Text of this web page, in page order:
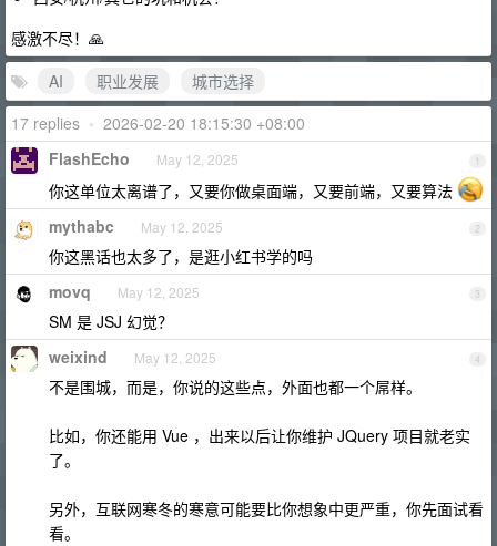
感激不尽！🙏
AI
职业发展
城市选择
17 replies • 2026-02-20 18:15:30 +08:00
1
FlashEcho May 12, 2025
你这单位太离谱了，又要你做桌面端，又要前端，又要算法
2
mythabc May 12, 2025
你这黑话也太多了，是逛小红书学的吗
3
movq May 12, 2025
SM 是 JSJ 幻觉？
4
weixind May 12, 2025
不是围城，而是，你说的这些点，外面也都一个屌样。
比如，你还能用 Vue ，出来以后让你维护 JQuery 项目就老实
了。
另外，互联网寒冬的寒意可能要比你想象中更严重，你先面试看
看。